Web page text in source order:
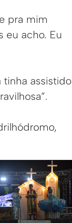
pra mim
eu acho. Eu
tinha assistido